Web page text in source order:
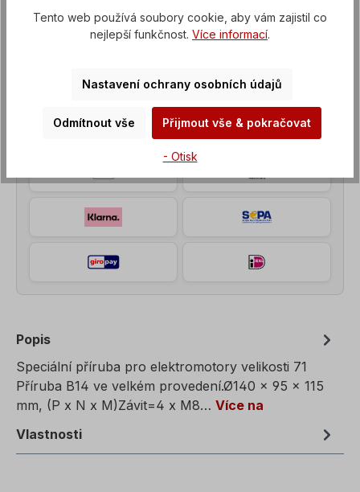
custom_versand Článek + obal
Platební metody
Popis
Speciální příruba pro elektromotory velikosti 71
Příruba B14 ve velkém provedení.Ø140 x 95 x 115
mm, (P x N x M)Závit=4 x M8… Více na
Vlastnosti
Tento web používá soubory cookie, aby vám zajistil co
nejlepší funkčnost. Více informací.
Nastavení ochrany osobních údajů
Odmítnout vše Přijmout vše & pokračovat
- Otisk